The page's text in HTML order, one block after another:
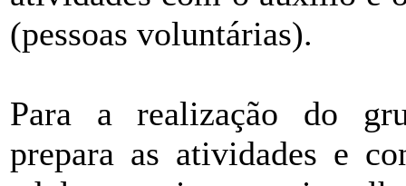
(pessoas voluntárias).
Para a realização do
prepara as atividades e